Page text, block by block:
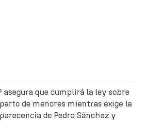
asegura que cumplirá la ley sobre
de menores mientras exige la
de Pedro Sánchez y